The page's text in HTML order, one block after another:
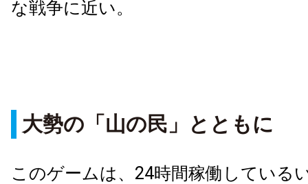
な戦争に近い。
大勢の「山の民」とともに
このゲームは、24時間稼働している